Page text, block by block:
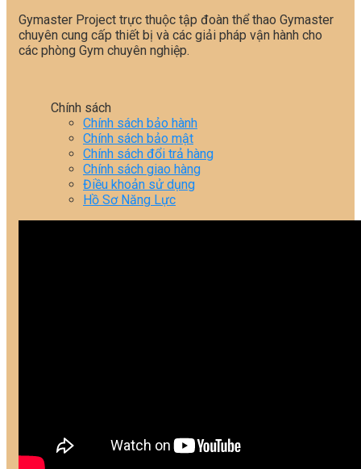
Gymaster Project trực thuộc tập đoàn thể thao Gymaster
chuyên cung cấp thiết bị và các giải pháp vận hành cho
các phòng Gym chuyên nghiệp.
Chính sách
Chính sách bảo hành
Chính sách bảo mật
Chính sách đổi trả hàng
Chính sách giao hàng
Điều khoản sử dụng
Hồ Sơ Năng Lực